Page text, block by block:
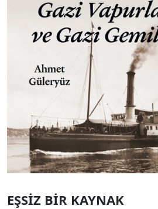
EŞSİZ BİR KAYNAK